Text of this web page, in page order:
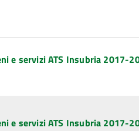
e servizi ATS Insubria 2017-
e servizi ATS Insubria 2017-